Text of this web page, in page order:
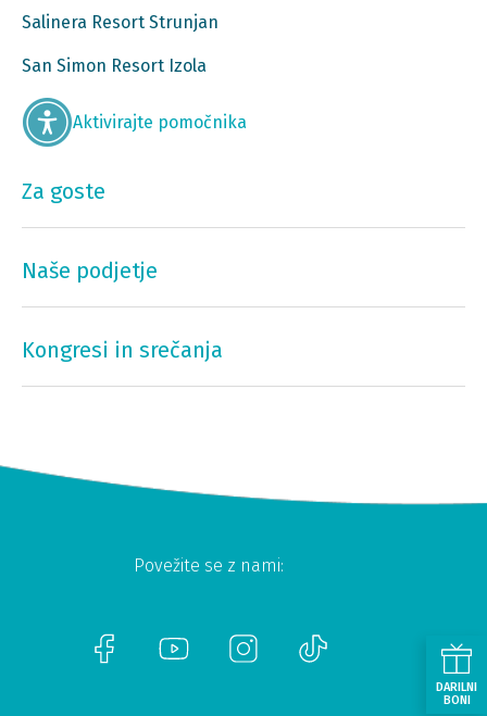
Salinera Resort Strunjan
San Simon Resort Izola
Aktivirajte pomočnika
Za goste
Naše podjetje
Kongresi in srečanja
Povežite se z nami:
DARILNI
BONI